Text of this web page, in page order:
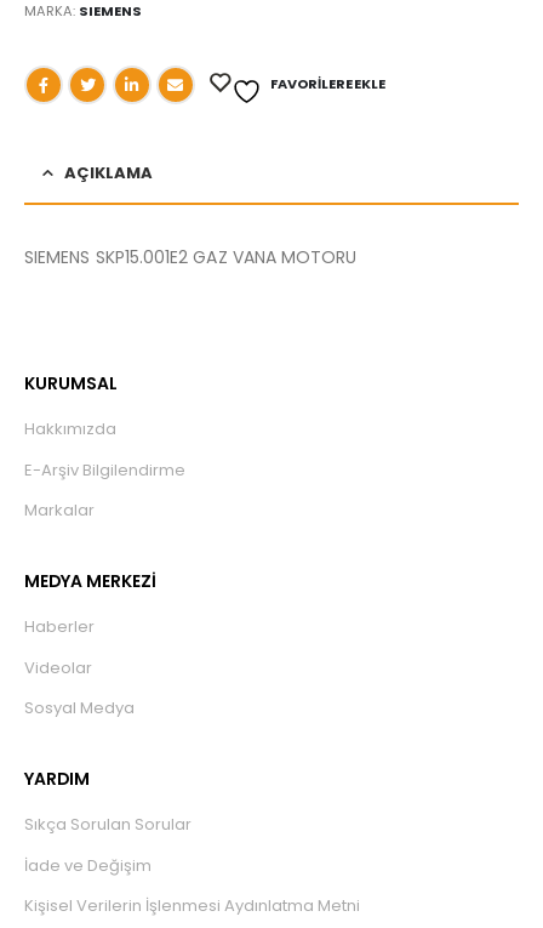
MARKA: SIEMENS
FAVORILERE EKLE
AÇIKLAMA
SIEMENS SKP15.001E2 GAZ VANA MOTORU
KURUMSAL
Hakkımızda
E-Arşiv Bilgilendirme
Markalar
MEDYA MERKEZİ
Haberler
Videolar
Sosyal Medya
YARDIM
Sıkça Sorulan Sorular
İade ve Değişim
Kişisel Verilerin İşlenmesi Aydınlatma Metni